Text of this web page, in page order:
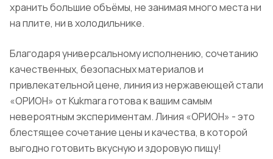
хранить большие объёмы, не занимая много места ни
на плите, ни в холодильнике.
Благодаря универсальному исполнению, сочетанию
качественных, безопасных материалов и
привлекательной цене, линия из нержавеющей стали
«ОРИОН» от Kukmara готова к вашим самым
невероятным экспериментам. Линия «ОРИОН» - это
блестящее сочетание цены и качества, в которой
выгодно готовить вкусную и здоровую пищу!